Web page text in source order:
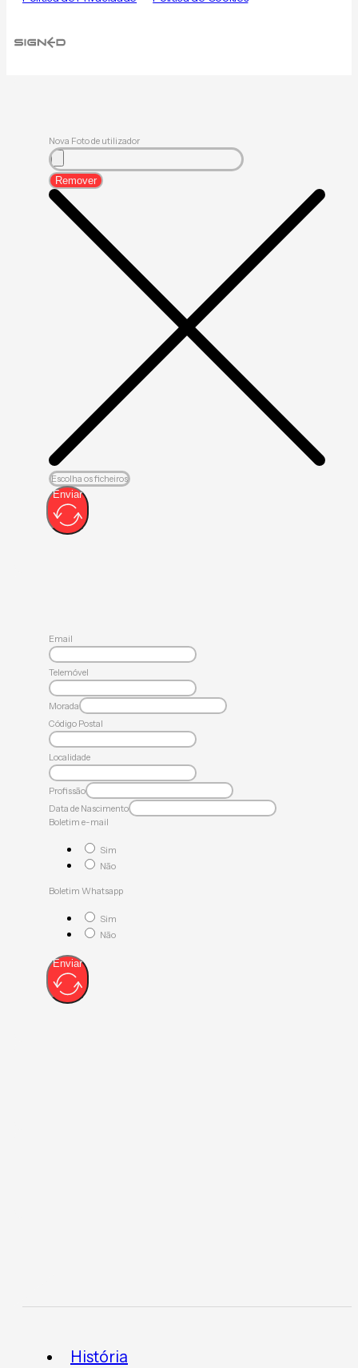
Nova Foto de utilizador
Remover
Escolha os ficheiros
Enviar
Email
Telemóvel
Morada
Código Postal
Localidade
Profissão
Data de Nascimento
Boletim e-mail
Sim
Não
Boletim Whatsapp
Sim
Não
Enviar
História